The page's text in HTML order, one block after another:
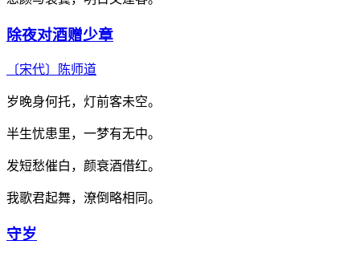
除夜对酒赠少章
〔宋代〕 陈师道
岁晚身何托，灯前客未空。
半生忧患里，一梦有无中。
发短愁催白，颜衰酒借红。
我歌君起舞，潦倒略相同。
守岁